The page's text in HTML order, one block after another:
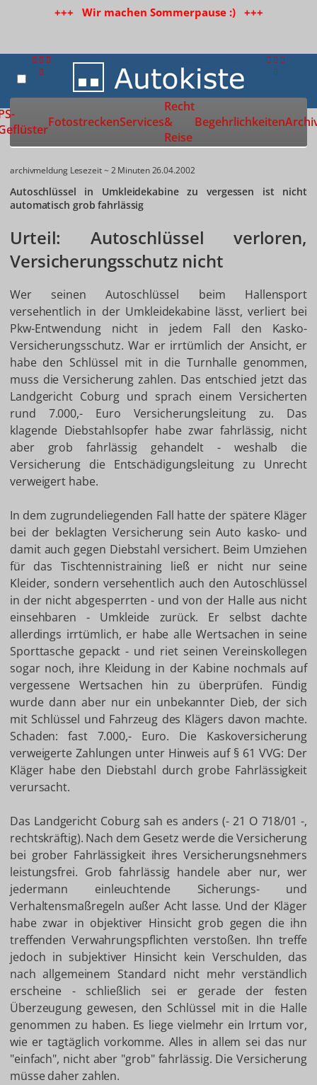
+++ Wir machen Sommerpause :) +++
Zur Startseite
FotostreckenServices
Recht
&
Reise
Begehrlichkeiten
archivmeldung Lesezeit ~ 2 Minuten26.04.2002
Autoschlüssel in Umkleidekabine zu vergessen ist nicht
automatisch grob fahrlässig
Urteil: Autoschlüssel verloren,
Versicherungsschutz nicht
Wer seinen Autoschlüssel beim Hallensport
versehentlich in der Umkleidekabine lässt, verliert bei
Pkw-Entwendung nicht in jedem Fall den Kasko-
Versicherungsschutz. War er irrtümlich der Ansicht, er
habe den Schlüssel mit in die Turnhalle genommen,
muss die Versicherung zahlen. Das entschied jetzt das
Landgericht Coburg und sprach einem Versicherten
rund 7.000,- Euro Versicherungsleitung zu. Das
klagende Diebstahlsopfer habe zwar fahrlässig, nicht
aber grob fahrlässig gehandelt - weshalb die
Versicherung die Entschädigungsleitung zu Unrecht
verweigert habe.
In dem zugrundeliegenden Fall hatte der spätere Kläger
bei der beklagten Versicherung sein Auto kasko- und
damit auch gegen Diebstahl versichert. Beim Umziehen
für das Tischtennistraining ließ er nicht nur seine
Kleider, sondern versehentlich auch den Autoschlüssel
in der nicht abgesperrten - und von der Halle aus nicht
einsehbaren - Umkleide zurück. Er selbst dachte
allerdings irrtümlich, er habe alle Wertsachen in seine
Sporttasche gepackt - und riet seinen Vereinskollegen
sogar noch, ihre Kleidung in der Kabine nochmals auf
vergessene Wertsachen hin zu überprüfen. Fündig
wurde dann aber nur ein unbekannter Dieb, der sich
mit Schlüssel und Fahrzeug des Klägers davon machte.
Schaden: fast 7.000,- Euro. Die Kaskoversicherung
verweigerte Zahlungen unter Hinweis auf § 61 VVG: Der
Kläger habe den Diebstahl durch grobe Fahrlässigkeit
verursacht.
Das Landgericht Coburg sah es anders(- 21 O 718/01 -,
rechtskräftig). Nach dem Gesetz werde die Versicherung
bei grober Fahrlässigkeit ihres Versicherungsnehmers
leistungsfrei. Grob fahrlässig handele aber nur, wer
jedermann einleuchtende Sicherungs- und
Verhaltensmaßregeln außer Acht lasse. Und der Kläger
habe zwar in objektiver Hinsicht grob gegen die ihn
treffenden Verwahrungspflichten verstoßen. Ihn treffe
jedoch in subjektiver Hinsicht kein Verschulden, das
nach allgemeinem Standard nicht mehr verständlich
erscheine - schließlich sei er gerade der festen
Überzeugung gewesen, den Schlüssel mit in die Halle
genommen zu haben. Es liege vielmehr ein Irrtum vor,
wie er tagtäglich vorkomme. Alles in allem sei das nur
"einfach", nicht aber "grob" fahrlässig. Die Versicherung
müsse daher zahlen.